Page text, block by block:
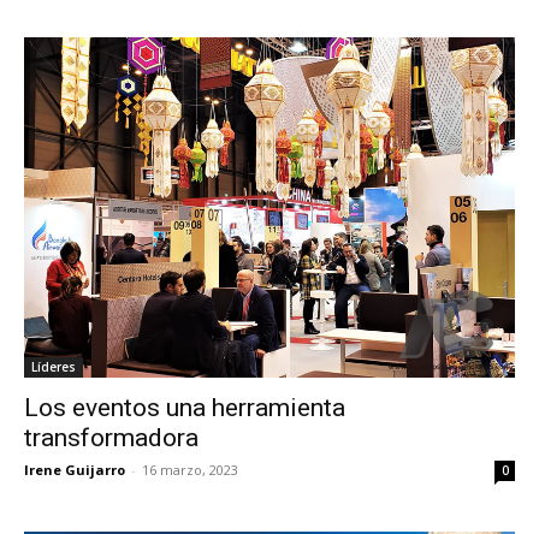
Líderes
Los eventos una herramienta
transformadora
Irene Guijarro - 16 marzo, 2023 0